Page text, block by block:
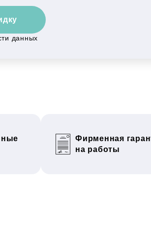
данных
Фирменная
на работы